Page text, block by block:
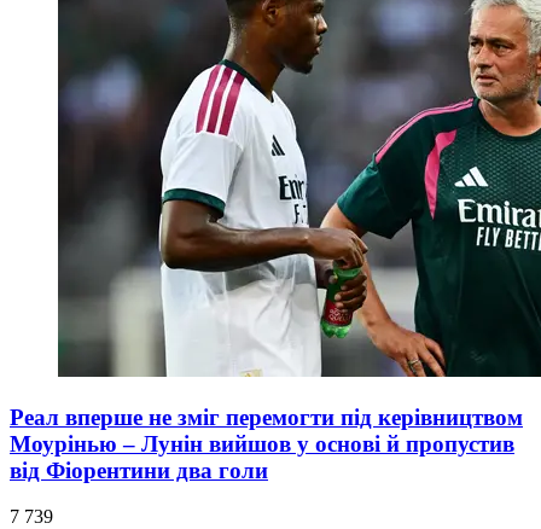
Реал вперше не зміг перемогти під керівництвом
Моурінью – Лунін вийшов у основі й пропустив
від Фіорентини два голи
7 739